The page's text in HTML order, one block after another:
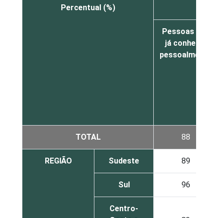
Percentual (%)
Pessoas que
já conhecia
pessoalmente
TOTAL 88
REGIÃO Sudeste 89
Sul 96
Centro-